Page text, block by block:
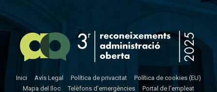
Inici Avís Legal Política de privacitat
Política de cookies (EU)
Mapa del lloc
Telèfons d’emergències Portal de l’empleat